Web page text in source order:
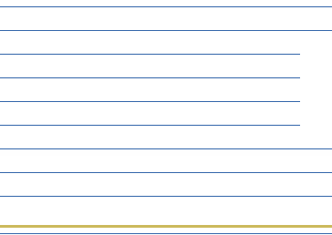
/Service BW /Stichwortverzeichnis